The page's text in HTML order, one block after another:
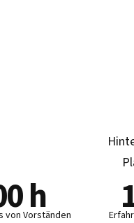
h
von Vorständen